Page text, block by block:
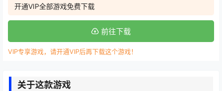
开通VIP全部游戏免费下载
前往下载
VIP专享游戏，请开通VIP后再下载这个游戏！
关于这款游戏